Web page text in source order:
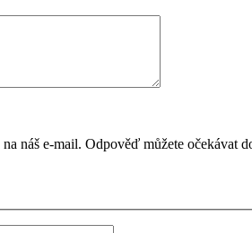
náš e-mail. Odpověď můžete očekávat